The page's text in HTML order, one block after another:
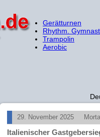
Gerätturnen
Rhythm.
Trampolin
Aerobic
29. November 2025
Italienischer